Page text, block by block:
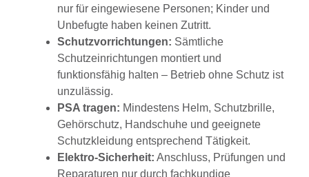
nur für eingewiesene Personen; Kinder und
Unbefugte haben keinen Zutritt.
Schutzvorrichtungen: Sämtliche
Schutzeinrichtungen montiert und
funktionsfähig halten – Betrieb ohne Schutz ist
unzulässig.
PSA tragen: Mindestens Helm, Schutzbrille,
Gehörschutz, Handschuhe und geeignete
Schutzkleidung entsprechend Tätigkeit.
Elektro-Sicherheit: Anschluss, Prüfungen und
Reparaturen nur durch fachkundige